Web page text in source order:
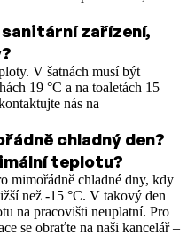
zařízení,
V šatnách musí být
19 °C a na toaletách 15
nás na
chladný den?
teplotu?
mimořádně chladné dny, kdy
než -15 °C. V takový den
na pracovišti neuplatní. Pro
se obraťte na naši kancelář –